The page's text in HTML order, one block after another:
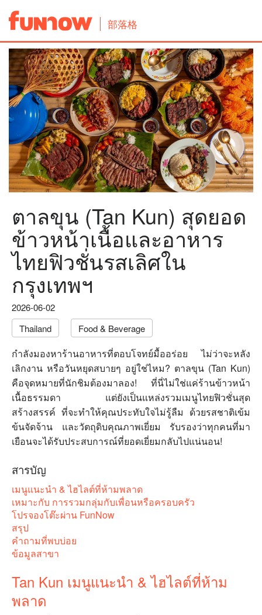
部落格
ตาลขุน (Tan Kun) สุดยอด
ข้าวหน้าเนื้อและอาหาร
ไทยฟิวชั่นรสเลิศใน
กรุงเทพฯ
2026-06-02
Thailand
Food & Beverage
กำลังมองหาร้านอาหารที่ตอบโจทย์มื้ออร่อย ไม่ว่าจะหลัง
เลิกงาน หรือวันหยุดสบายๆ อยู่ใช่ไหม? ตาลขุน (Tan Kun)
คือจุดหมายที่นักชิมต้องมาลอง! ที่นี่ไม่ใช่แค่ร้านข้าวหน้า
เนื้อธรรมดา แต่ยังเป็นแหล่งรวมเมนูไทยฟิวชั่นสุด
สร้างสรรค์ ที่จะทำให้คุณประทับใจไม่รู้ลืม ด้วยรสชาติเข้ม
ข้นจัดจ้าน และวัตถุดิบคุณภาพเยี่ยม รับรองว่าทุกคนที่มา
เยือนจะได้รับประสบการณ์ที่ยอดเยี่ยมกลับไปแน่นอน!
สารบัญ
เมนูแนะนำ & ไฮไลต์ที่ห้ามพลาด
เหมาะกับ การรวมกลุ่มกับเพื่อนหรือครอบครัว
โปรจองโต๊ะผ่าน FunNow
สรุป
คำถามที่พบบ่อย
ข้อมูลสาขา
Tan Kun เมนูแนะนำ & ไฮไลต์ที่ห้าม
พลาด